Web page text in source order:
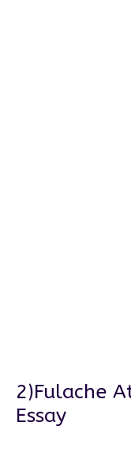
2)Fulache
Essay